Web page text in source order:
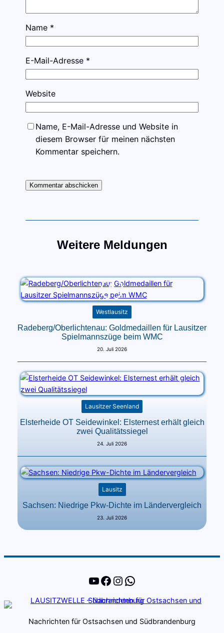
Name *
E-Mail-Adresse *
Website
Name, E-Mail-Adresse und Website in
diesem Browser für meinen nächsten
Kommentar speichern.
Weitere Meldungen
Westlausitz
Radeberg/Oberlichtenau: Goldmedaillen für Lausitzer
Spielmannszüge beim WMC
20. Juli 2026
Lausitzer Seenland
Elsterheide OT Seidewinkel: Elsternest erhält gleich
zwei Qualitätssiegel
24. Juli 2026
Lausitz
Sachsen: Niedrige Pkw-Dichte im Ländervergleich
23. Juli 2026
YouTube
Facebook
Instagram
WhatsApp
Nachrichten für Ostsachsen und Südbrandenburg